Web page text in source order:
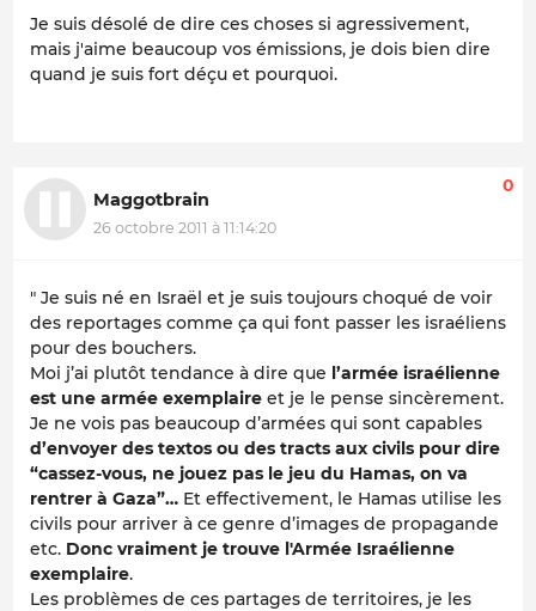
Je suis désolé de dire ces choses si agressivement,
mais j'aime beaucoup vos émissions, je dois bien dire
quand je suis fort déçu et pourquoi.
Maggotbrain
26 octobre 2011 à 11:14:20
0
" Je suis né en Israël et je suis toujours choqué de voir
des reportages comme ça qui font passer les israéliens
pour des bouchers.
Moi j’ai plutôt tendance à dire que l’armée israélienne
est une armée exemplaire et je le pense sincèrement.
Je ne vois pas beaucoup d’armées qui sont capables
d’envoyer des textos ou des tracts aux civils pour dire
“cassez-vous, ne jouez pas le jeu du Hamas, on va
rentrer à Gaza”… Et effectivement, le Hamas utilise les
civils pour arriver à ce genre d’images de propagande
etc. Donc vraiment je trouve l'Armée Israélienne
exemplaire.
Les problèmes de ces partages de territoires, je les